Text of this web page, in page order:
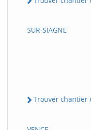
SUR-SIAGNE
Trouver chantier